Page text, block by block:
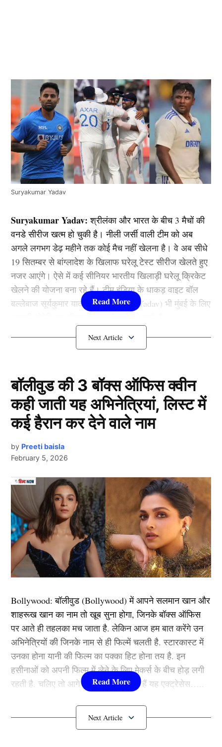
Suryakumar Yadav
Suryakumar Yadav: श्रीलंका और भारत के बीच 3 मैचों की
वनडे सीरीज खत्म हो चुकी है। नीली जर्सी वाली टीम को अब
अगले लगभग डेढ़ महीने तक कोई मैच नहीं खेलना है। वे अब सीधे
19 सितम्बर से बांग्लादेश के खिलाफ घरेलू टेस्ट सीरीज खेलते हुए
नजर आएंगे। ऐसे में कई सीनियर भारतीय खिलाड़ी घरेलू क्रिकेट
खेलने की योजना बना रहे हैं। टीम इंडिया के धाकड़ वाइट बॉल
बल्लेबाज सूर्यकुमार यादव (Suryakumar Yadav) भी मुंबई के लिए
डोमेस्टिक क्रिकेट खेलेंगे Suryakumar
Suryakumar Yadav
33 साल के सूर्यकुमार यादव मुंबई के लिए बुची बाबू टूर्नामेंट (Buchi
Babu Tournament) के अगले सीजन में खेलते नजर आएंगे।
मुंबई क्रिकेट असोसिएशन ने जानकारी देते हुए बताया कि सूर्या
टीम के लिए टूर्नामेंट के दूसरे मैच में हिस्सा लेंगे, जो तमिलनाडु
क्रिकेट एसोसिएशन एकादश के खिलाफ खेला जाएगा।
एमसीए के अधिकारी ने बताया कि सूर्या भारत के लिए क्रिकेट के
तीनों फॉर्मेट में खेलना चाहते हैं और वो जब भी उनके पास समय
होता है तो वो मुंबई के लिए उपलब्ध रहते हैं। उन्होंने बताया कि
सूर्या रणजी ट्रॉफी के अलावा बुची बाबू, केएससीए गोल्ड कप में भी
यह भी पढ़ें : SL vs IND: लाइव मैच में श्रीलंकाई बल्लेबाज से
Next Article
बॉलीवुड की 3 बॉक्स ऑफिस क्वीन
कही जाती यह अभिनेत्रियां, लिस्ट में
कई हैरान कर देने वाले नाम
by Preeti baisla
February 5, 2026
Bollywood:बॉलीवुड (Bollywood)में आपने सलमान खान और
शाहरूख खान का नाम तो खूब सुना होगा, जिनके बॉक्स ऑफिस
पर आते ही तहलका मच जाता है. लेकिन आज हम बात करेंगे उन
अभिनेत्रियों की जिनके नाम से ही फिल्में चलती है. स्टारकास्ट में
उनका होना यानी की फिल्म का पक्का हिट होना तय है. इन
हसीनाओं को अपनी फिल्म में लेने के लिए मेकर्स के बीच होड़ लगी
रहती है. चलिए तो आगे जानते हैं कौन-कौन हैं यह एक्ट्रेसेस…..
कौन हैंBollywood की यह हसीनाएं?